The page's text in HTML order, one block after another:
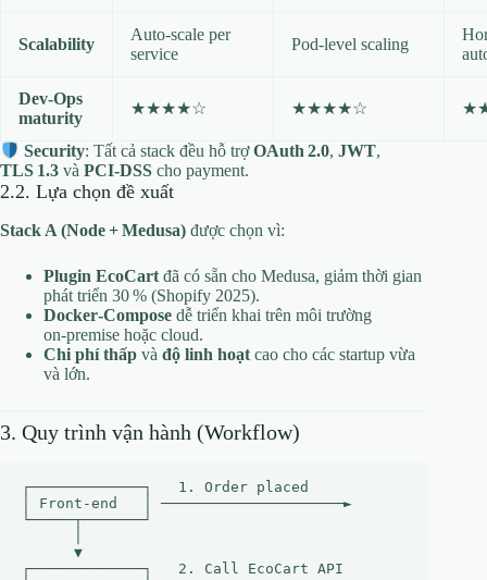
Scalability
Auto‑scale per
service
Pod‑level scaling
Dev‑Ops
maturity
★★★★☆ ★★★★☆
Security: Tất cả stack đều hỗ trợOAuth 2.0,JWT,
TLS 1.3 và PCI‑DSS cho payment.
2.2. Lựa chọn đề xuất
Stack A (Node + Medusa) được chọn vì:
Plugin EcoCart đã có sẵn cho Medusa, giảm thời gian
phát triển 30 % (Shopify 2025).
Docker‑Compose dễ triển khai trên môi trường
on‑premise hoặc cloud.
Chi phí thấp và độ linh hoạt cao cho các startup vừa
và lớn.
3. Quy trình vận hành (Workflow)
┌─────────────┐   1. Order placed
│ Front‑end   │ ─────────────────────►
└─────┬───────┘
      ▼
┌─────────────┐   2. Call EcoCart API